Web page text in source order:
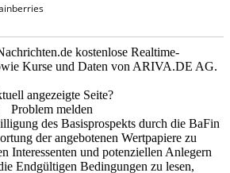
kostenlose Realtime-
Kurse und Daten von ARIVA.DE AG.
angezeigte Seite?
Problem melden
des Basisprospekts durch die BaFin
der angebotenen Wertpapiere zu
Interessenten und potenziellen Anlegern
Endgültigen Bedingungen zu lesen,